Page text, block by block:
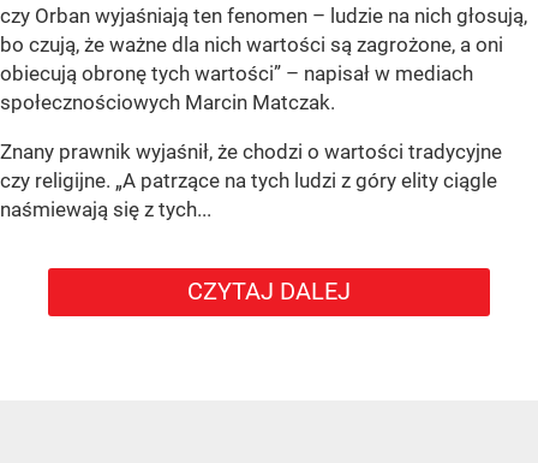
czy Orban wyjaśniają ten fenomen – ludzie na nich głosują,
bo czują, że ważne dla nich wartości są zagrożone, a oni
obiecują obronę tych wartości” – napisał w mediach
społecznościowych Marcin Matczak.
Znany prawnik wyjaśnił, że chodzi o wartości tradycyjne
czy religijne. „A patrzące na tych ludzi z góry elity ciągle
naśmiewają się z tych...
CZYTAJ DALEJ